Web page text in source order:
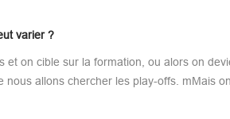
varier ?
et on cible sur la formation, ou alors on
allons chercher les play-offs. mMais